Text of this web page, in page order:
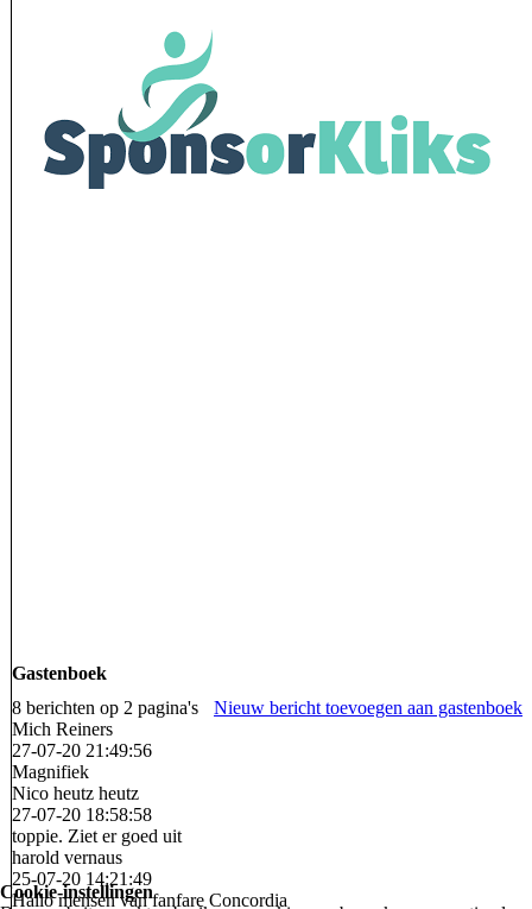
Gastenboek
8 berichten op 2 pagina's
Nieuw bericht toevoegen aan gastenboek
Mich Reiners
27-07-20 21:49:56
Magnifiek
Nico heutz heutz
27-07-20 18:58:58
toppie. Ziet er goed uit
harold vernaus
25-07-20 14:21:49
Hallo mensen van fanfare Concordia
Cookie-instellingen